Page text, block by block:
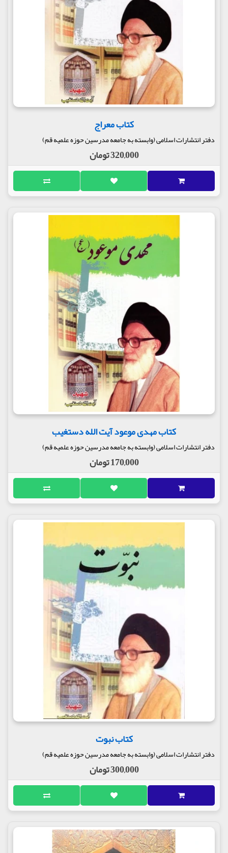
کتاب معراج
دفتر انتشارات اسلامی (وابسته به جامعه مدرسین حوزه علمیه قم)
320,000 تومان
کتاب مهدی موعود آیت الله دستغیب
دفتر انتشارات اسلامی (وابسته به جامعه مدرسین حوزه علمیه قم)
170,000 تومان
کتاب نبوت
دفتر انتشارات اسلامی (وابسته به جامعه مدرسین حوزه علمیه قم)
300,000 تومان